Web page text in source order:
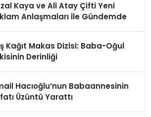
Kaya ve Ali Atay Çifti Yeni
Anlaşmaları İle Gündemde
Kağıt Makas Dizisi: Baba-Oğul
Derinliği
Hacıoğlu’nun Babaannesinin
Üzüntü Yarattı